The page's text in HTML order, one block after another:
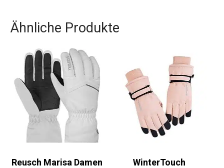
Ähnliche Produkte
Reusch Marisa Damen
WinterTouch